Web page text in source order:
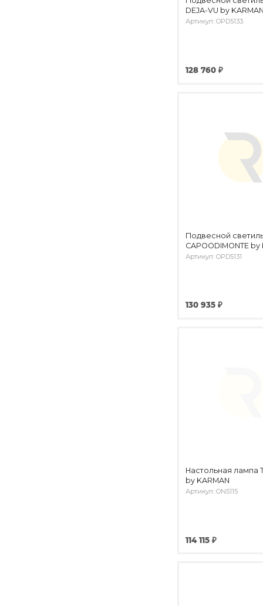
DEJA-VU by KARMAN
Артикул: OPD5133
128 760 ₽
Подвесной
CAPOODIMONTE by
Артикул: OPD5131
130 935 ₽
Настольная лампа
by KARMAN
Артикул: ON5115
114 115 ₽